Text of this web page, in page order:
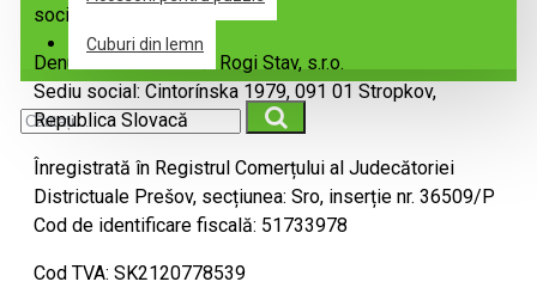
Cuburi din lemn
societatea
Denumire comercială: Rogi Stav, s.r.o.
Sediu social: Cintorínska 1979, 091 01 Stropkov,
Republica Slovacă
Înregistrată în Registrul Comerțului al Judecătoriei
Districtuale Prešov, secțiunea: Sro, inserție nr. 36509/P
Cod de identificare fiscală: 51733978
Cod TVA: SK2120778539